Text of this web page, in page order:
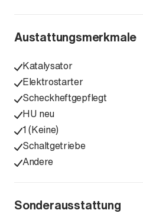
Austattungsmerkmale
Katalysator
Elektrostarter
Scheckheftgepflegt
HU neu
1 (Keine)
Schaltgetriebe
Andere
Sonderausstattung